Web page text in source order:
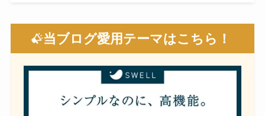
当ブログ愛用テーマはこちら！